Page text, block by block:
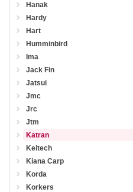
Hanak
Hardy
Hart
Humminbird
Ima
Jack Fin
Jatsui
Jmc
Jrc
Jtm
Katran
Keitech
Kiana Carp
Korda
Korkers